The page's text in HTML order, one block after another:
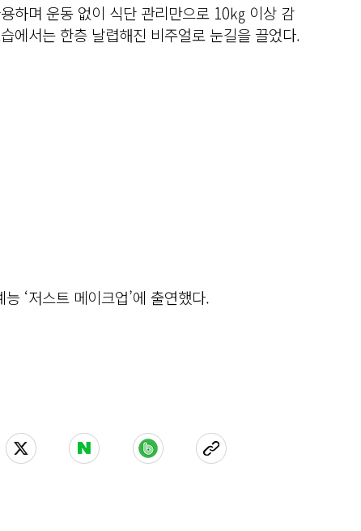
하며 운동 없이 식단 관리만으로 10㎏ 이상 감
에서는 한층 날렵해진 비주얼로 눈길을 끌었다.
‘저스트 메이크업’에 출연했다.